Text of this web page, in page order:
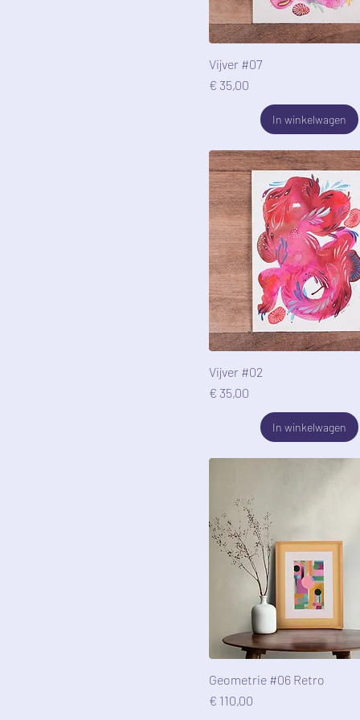
Vijver #07
Prijs
€ 35,00
In winkelwagen
Vijver #02
Prijs
€ 35,00
In winkelwagen
Geometrie #06 Retro
Prijs
€ 110,00